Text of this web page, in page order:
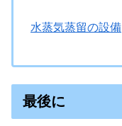
水蒸気蒸留の設備
最後に